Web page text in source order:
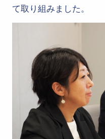
て取り組みました。